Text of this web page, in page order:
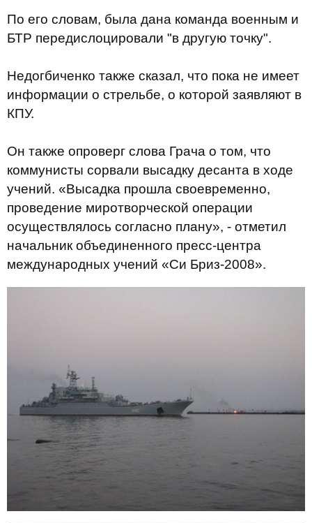
По его словам, была дана команда военным и
БТР передислоцировали "в другую точку".
Недогбиченко также сказал, что пока не имеет
информации о стрельбе, о которой заявляют в
КПУ.
Он также опроверг слова Грача о том, что
коммунисты сорвали высадку десанта в ходе
учений. «Высадка прошла своевременно,
проведение миротворческой операции
осуществлялось согласно плану», - отметил
начальник объединенного пресс-центра
международных учений «Си Бриз-2008».